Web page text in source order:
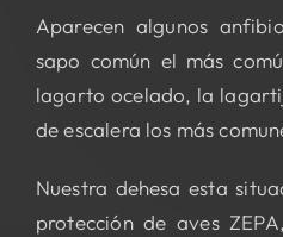
Aparecen algunos
sapo común el más
lagarto ocelado, la
de escalera los más
Nuestra dehesa esta
protección de aves